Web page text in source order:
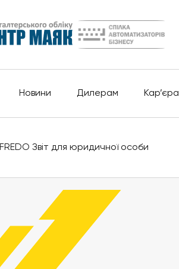
Новини Дилерам Кар’єра
FREDO Звіт для юридичної особи